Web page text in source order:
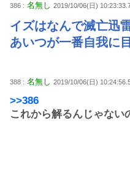
386 : 名無し 2019/10/06(日)
イズはなんで滅亡迅
あいつが一番自我に
388 : 名無し 2019/10/06(日)
>>386
これから解るんじゃない